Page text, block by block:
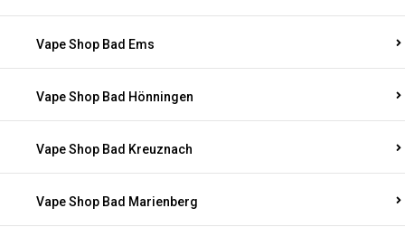
Vape Shop Bad Ems
Vape Shop Bad Hönningen
Vape Shop Bad Kreuznach
Vape Shop Bad Marienberg